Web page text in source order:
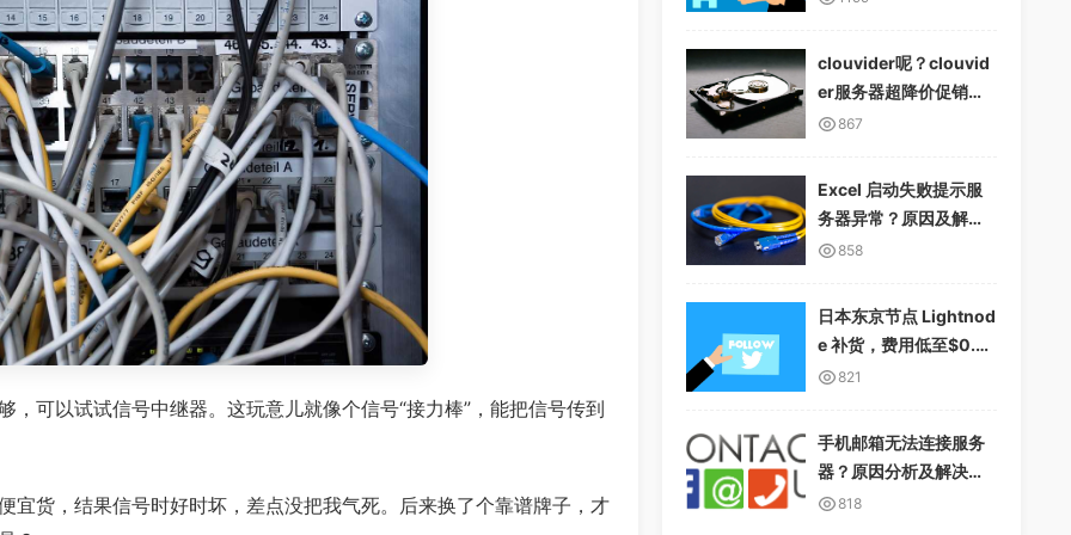
，可以试试信号中继器。这玩意儿就像个信号“接力棒”，能把信号传到
宜货，结果信号时好时坏，差点没把我气死。后来换了个靠谱牌子，才
clouvider呢？clouvid
er服务器超降价促销，1
0Gbps无限流量
867
Excel 启动失败提示服
务器异常？原因及解决
方案详解
858
日本东京节点 Lightnod
e 补货，费用低至$0.01
2/小时，支持多种支付
821
手机邮箱无法连接服务
器？原因分析及解决方
案 818